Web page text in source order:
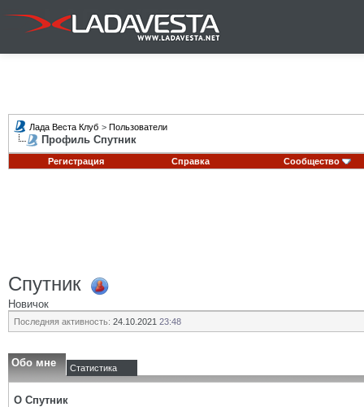
Лада Веста Клуб > Пользователи
Профиль Спутник
Регистрация Справка Сообщество
Спутник
Новичок
Последняя активность: 24.10.2021 23:48
Обо мне Статистика
О Спутник